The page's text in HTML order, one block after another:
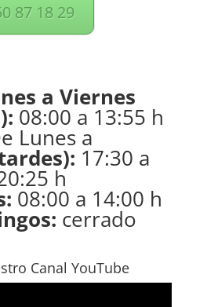
87 18 29
a Viernes
08:00 a 13:55 h
Lunes a
17:30 a
h
08:00 a 14:00 h
cerrado
Canal YouTube